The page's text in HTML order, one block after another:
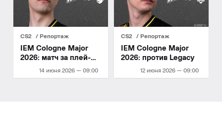
CS2 Репортаж
14 июня 2026 — 09:00
IEM Cologne Major
2026: матч за плей-
CS2 Репортаж
12 июня 2026 — 09:00
IEM Cologne Major
2026: против Legacy